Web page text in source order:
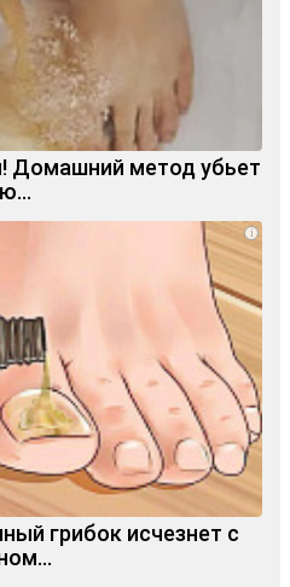
Домашний метод убьет
ю…
i
грибок исчезнет с